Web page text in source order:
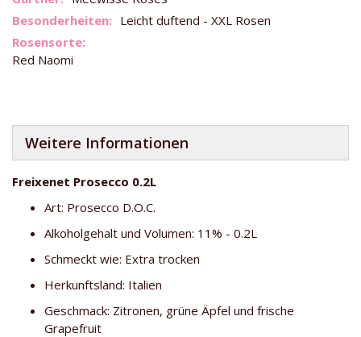
Leicht duftend - XXL Rosen
Red Naomi
Weitere Informationen
Freixenet Prosecco 0.2L
Art: Prosecco D.O.C.
Alkoholgehalt und Volumen: 11% - 0.2L
Schmeckt wie: Extra trocken
Herkunftsland: Italien
Geschmack: Zitronen, grüne Äpfel und frische
Grapefruit